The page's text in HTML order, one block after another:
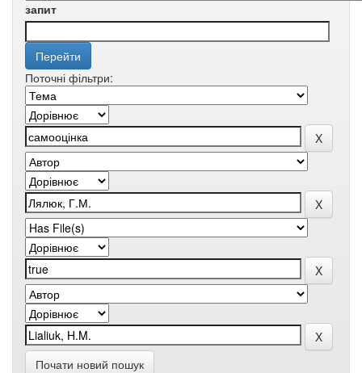
запит
Поточні фільтри:
Почати новий пошук